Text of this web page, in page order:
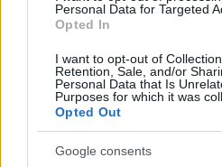
Personal Data for Targeted
Opted In
I want to opt-out of
Retention, Sale, and/or
Personal Data that Is
Purposes for which it was
Opted Out
Google consents
από τα παιδικά τη χρόνια.
γεγονός ότι η
ξεκούραση και μίλησε
θετικό- όπως έχουν πει
παρελθόν, η ψυχική υγεία
σωματική και η ψυχική
οδηγήσει σε τραυματισμούς.